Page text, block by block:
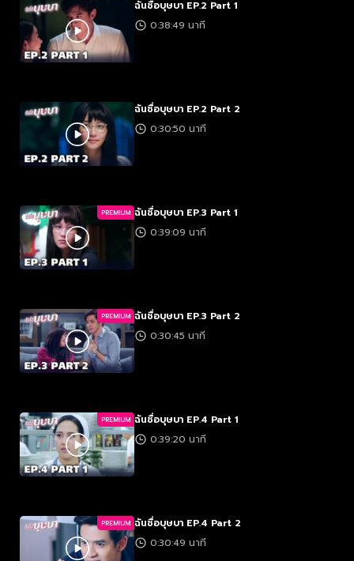
ฉันชื่อบุษบา EP.2 Part 1
0:38:49 นาที
ฉันชื่อบุษบา EP.2 Part 2
0:30:50 นาที
PREMIUM ฉันชื่อบุษบา EP.3 Part 1
0:39:09 นาที
PREMIUM ฉันชื่อบุษบา EP.3 Part 2
0:30:45 นาที
PREMIUM ฉันชื่อบุษบา EP.4 Part 1
0:39:20 นาที
PREMIUM ฉันชื่อบุษบา EP.4 Part 2
0:30:49 นาที